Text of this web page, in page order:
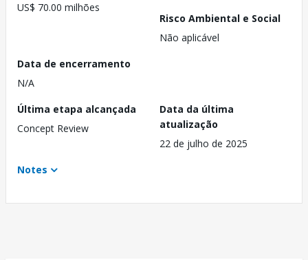
US$ 70.00 milhões
Risco Ambiental e Social
Não aplicável
Data de encerramento
N/A
Última etapa alcançada
Concept Review
Data da última
atualização
22 de julho de 2025
Notes